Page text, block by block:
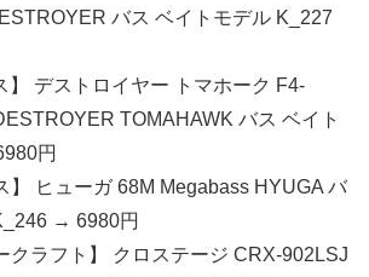
バス ベイトモデル K_227
】 デストロイヤー トマホーク F4-
TOMAHAWK バス ベイト
円
】 ヒューガ 68M Megabass HYUGA バ
→ 6980円
クラフト】 クロステージ CRX-902LSJ